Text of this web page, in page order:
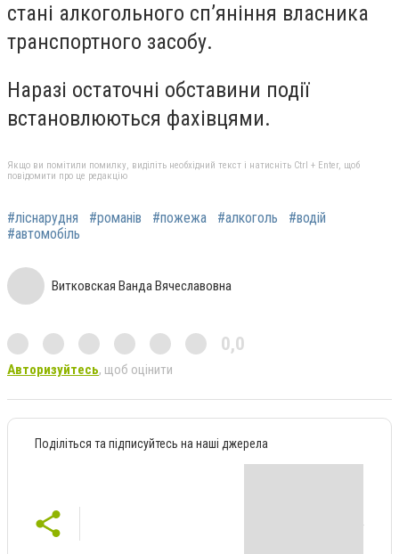
стані алкогольного сп’яніння власника
транспортного засобу.
Наразі остаточні обставини події
встановлюються фахівцями.
Якщо ви помітили помилку, виділіть необхідний текст і натисніть Ctrl + Enter, щоб
повідомити про це редакцію
#ліснарудня #романів #пожежа #алкоголь
#водій
#автомобіль
Витковская Ванда Вячеславовна
0,0
Авторизуйтесь, щоб оцінити
Поділіться та підписуйтесь на наші джерела